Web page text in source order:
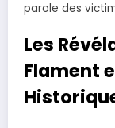
parole des
Les
Flament